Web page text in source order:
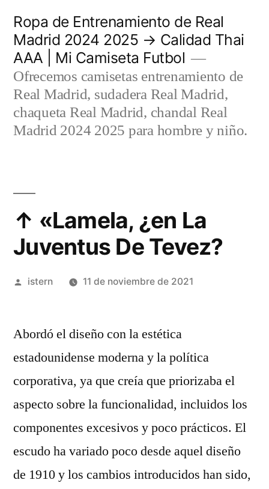
contenido
Ropa de Entrenamiento de Real
Madrid 2024 2025 → Calidad Thai
AAA | Mi Camiseta Futbol
Ofrecemos camisetas entrenamiento de
Real Madrid, sudadera Real Madrid,
chaqueta Real Madrid, chandal Real
Madrid 2024 2025 para hombre y niño.
↑ «Lamela, ¿en La
Juventus De Tevez?
Publicado
istern 11 de noviembre de 2021
Abordó el diseño con la estética
estadounidense moderna y la política
corporativa, ya que creía que priorizaba el
aspecto sobre la funcionalidad, incluidos los
componentes excesivos y poco prácticos. El
escudo ha variado poco desde aquel diseño
de 1910 y los cambios introducidos han sido,